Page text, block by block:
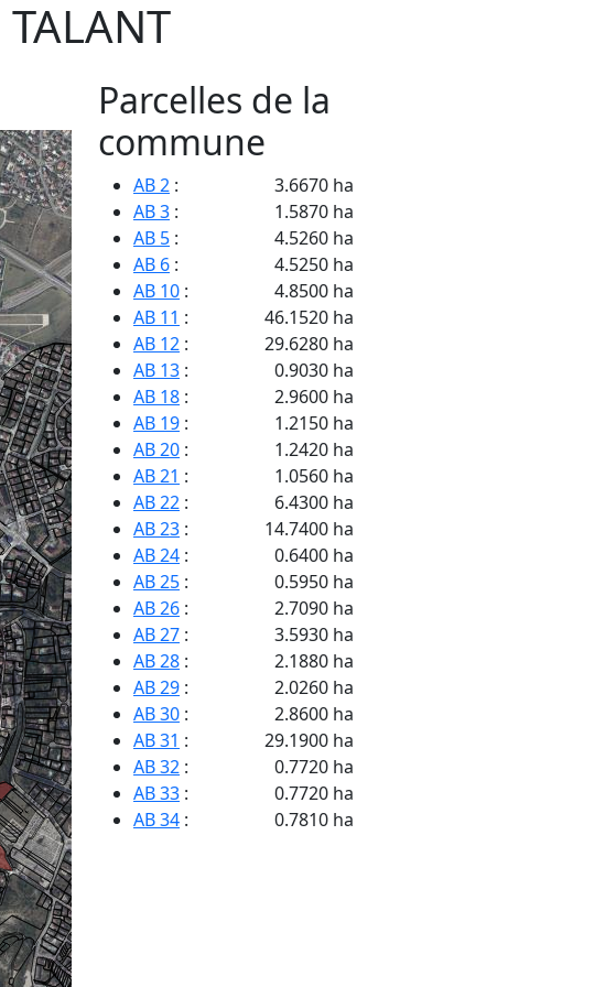
TALANT
Parcelles de la
commune
AB 2 :
3.6670 ha
AB 3 :
1.5870 ha
AB 5 :
4.5260 ha
AB 6 :
4.5250 ha
AB 10 :
4.8500 ha
AB 11 :
46.1520 ha
AB 12 :
29.6280 ha
AB 13 :
0.9030 ha
AB 18 :
2.9600 ha
AB 19 :
1.2150 ha
AB 20 :
1.2420 ha
AB 21 :
1.0560 ha
AB 22 :
6.4300 ha
AB 23 :
14.7400 ha
AB 24 :
0.6400 ha
AB 25 :
0.5950 ha
AB 26 :
2.7090 ha
AB 27 :
3.5930 ha
AB 28 :
2.1880 ha
AB 29 :
2.0260 ha
AB 30 :
2.8600 ha
AB 31 :
29.1900 ha
AB 32 :
0.7720 ha
AB 33 :
0.7720 ha
AB 34 :
0.7810 ha